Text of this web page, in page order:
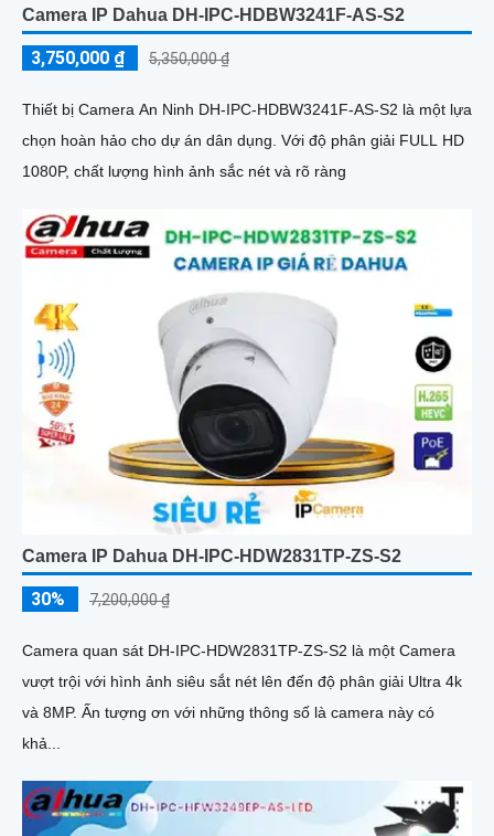
Camera IP Dahua DH-IPC-HDBW3241F-AS-S2
3,750,000 ₫ 5,350,000 ₫
Thiết bị Camera An Ninh DH-IPC-HDBW3241F-AS-S2 là một lựa
chọn hoàn hảo cho dự án dân dụng. Với độ phân giải FULL HD
1080P, chất lượng hình ảnh sắc nét và rõ ràng
Camera IP Dahua DH-IPC-HDW2831TP-ZS-S2
30% 7,200,000 ₫
Camera quan sát DH-IPC-HDW2831TP-ZS-S2 là một Camera
vượt trội với hình ảnh siêu sắt nét lên đến độ phân giải Ultra 4k
và 8MP. Ấn tượng ơn với những thông số là camera này có
khả...